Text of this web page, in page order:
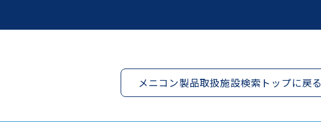
メニコン製品取扱施設検索トップに戻る